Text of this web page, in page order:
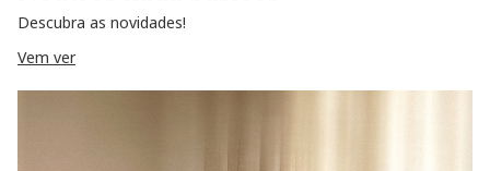
Descubra as novidades!
Vem ver